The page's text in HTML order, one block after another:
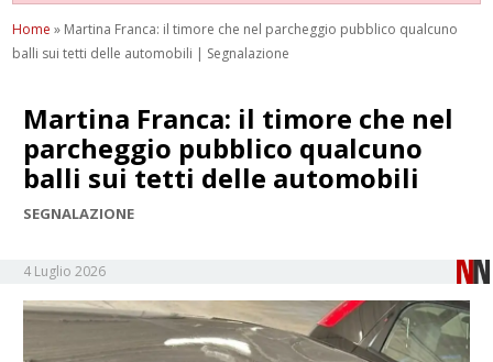
Home » Martina Franca: il timore che nel parcheggio pubblico qualcuno
balli sui tetti delle automobili | Segnalazione
Martina Franca: il timore che nel
parcheggio pubblico qualcuno
balli sui tetti delle automobili
SEGNALAZIONE
4 Luglio 2026